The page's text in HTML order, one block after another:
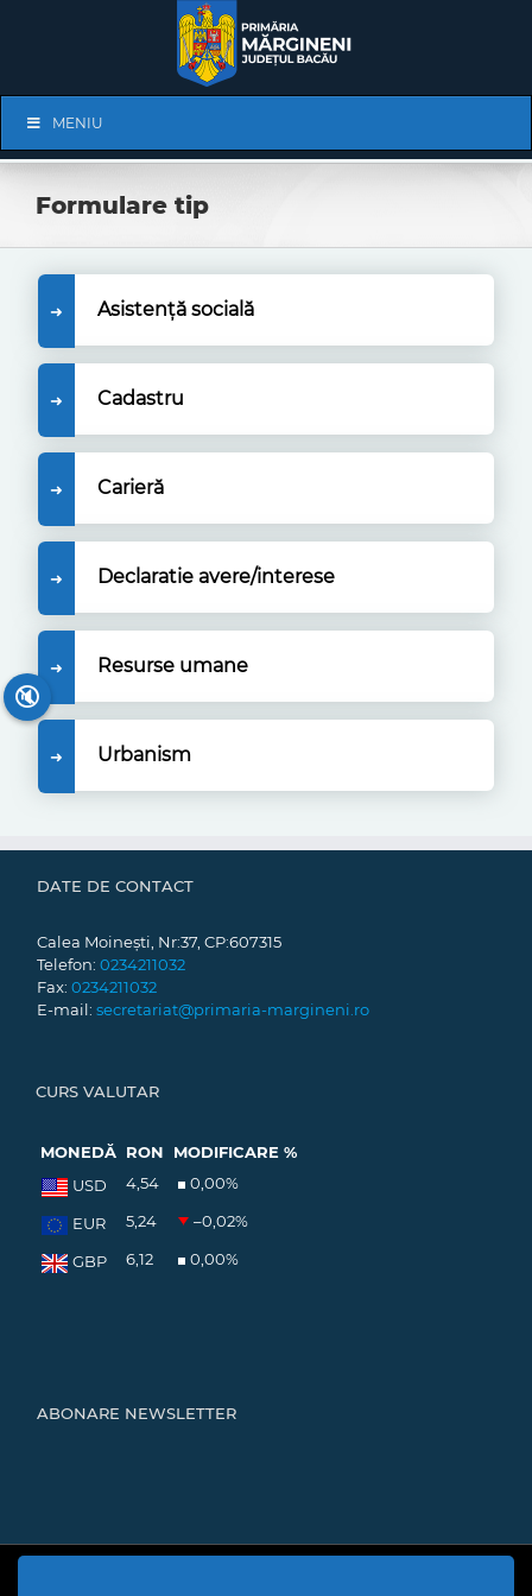
Navigation
MENIU
Formulare tip
Asistență socială
Cadastru
Carieră
Declaratie avere/interese
Resurse umane
Urbanism
DATE DE CONTACT
Calea Moinești, Nr:37, CP:607315
Telefon: 0234211032
Fax: 0234211032
E-mail: secretariat@primaria-margineni.ro
CURS VALUTAR
MONEDĂ RON
MODIFICARE %
USD
4,54 0,00%
EUR 5,24 –0,02%
GBP 6,12 0,00%
ABONARE NEWSLETTER
🔇